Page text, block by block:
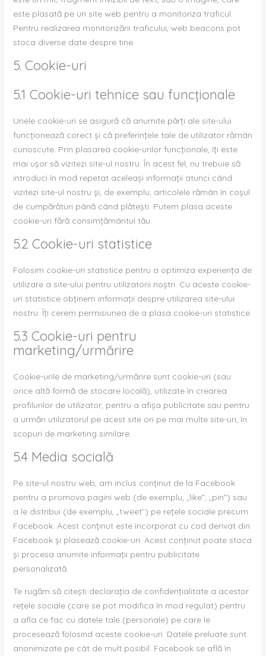
este plasată pe un site web pentru a monitoriza traficul.
Pentru realizarea monitorizării traficului, web beacons pot
stoca diverse date despre tine.
5. Cookie-uri
5.1 Cookie-uri tehnice sau funcționale
Unele cookie-uri se asigură că anumite părți ale site-ului
funcționează corect și că preferințele tale de utilizator rămân
cunoscute. Prin plasarea cookie-urilor funcționale, îți este
mai ușor să vizitezi site-ul nostru. În acest fel, nu trebuie să
introduci în mod repetat aceleași informații atunci când
vizitezi site-ul nostru și, de exemplu, articolele rămân în coșul
de cumpărături până când plătești. Putem plasa aceste
cookie-uri fără consimțământul tău.
5.2 Cookie-uri statistice
Folosim cookie-uri statistice pentru a optimiza experiența de
utilizare a site-ului pentru utilizatorii noștri. Cu aceste cookie-
uri statistice obținem informații despre utilizarea site-ului
nostru. Îți cerem permisiunea de a plasa cookie-uri statistice.
5.3 Cookie-uri pentru
marketing/urmărire
Cookie-urile de marketing/urmărire sunt cookie-uri (sau
orice altă formă de stocare locală), utilizate în crearea
profilurilor de utilizator, pentru a afișa publicitate sau pentru
a urmări utilizatorul pe acest site ori pe mai multe site-uri, în
scopuri de marketing similare.
5.4 Media socială
Pe site-ul nostru web, am inclus conținut de la Facebook
pentru a promova pagini web (de exemplu, „like”, „pin”) sau
a le distribui (de exemplu, „tweet”) pe rețele sociale precum
Facebook. Acest conținut este încorporat cu cod derivat din
Facebook și plasează cookie-uri. Acest conținut poate stoca
și procesa anumite informații pentru publicitate
personalizată.
Te rugăm să citești declarația de confidențialitate a acestor
rețele sociale (care se pot modifica în mod regulat) pentru
a afla ce fac cu datele tale (personale) pe care le
procesează folosind aceste cookie-uri. Datele preluate sunt
anonimizate pe cât de mult posibil. Facebook se află în